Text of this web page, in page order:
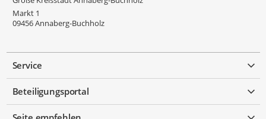
Markt 1
09456Annaberg-Buchholz
Service
Beteiligungsportal